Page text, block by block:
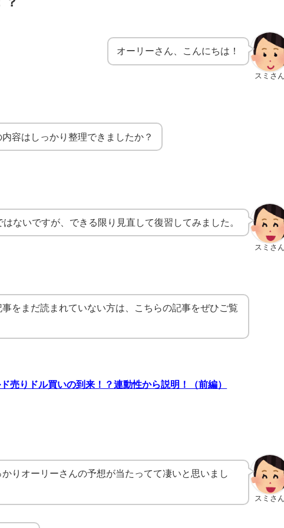
スミさ
オーリーさん、こんにちは！
容はしっかり整理できましたか？
スミさ
ないですが、できる限り見直して復習してみました。
をまだ読まれていない方は、こちらの記事をぜひご覧
売りドル買いの到来！？連動性から説明！（前編）
スミさ
りオーリーさんの予想が当たってて凄いと思いまし